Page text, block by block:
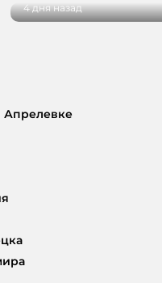
4 дня назад
Апрелевке